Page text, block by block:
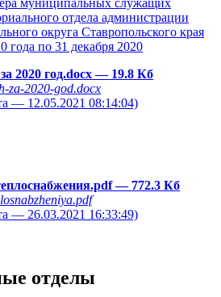
отдела администрации
округа Ставропольского края
года по 31 декабря 2020
2020 год.docx— 19.8 Кб
za-2020-god.docx
— 12.05.2021 08:14:04)
— 772.3 Кб
— 26.03.2021 16:33:49)
отделы